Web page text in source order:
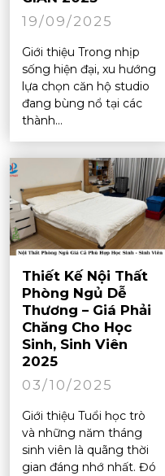
19/09/2025
Giới thiệu Trong nhịp
sống hiện đại, xu hướng
lựa chọn căn hộ studio
đang bùng nổ tại các
thành...
Thiết Kế Nội Thất
Phòng Ngủ Dễ
Thương – Giá Phải
Chăng Cho Học
Sinh, Sinh Viên
2025
03/10/2025
Giới thiệu Tuổi học trò
và những năm tháng
sinh viên là quãng thời
gian đáng nhớ nhất. Đó